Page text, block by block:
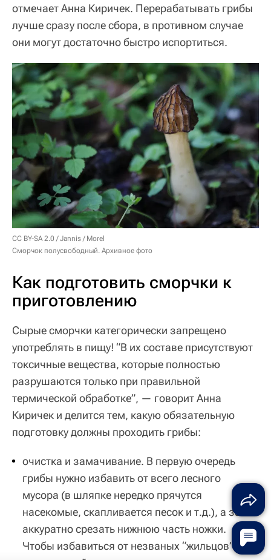
отмечает Анна Киричек. Перерабатывать грибы
лучше сразу после сбора, в противном случае
они могут достаточно быстро испортиться.
CC BY-SA 2.0 /Jannis / Morel
Сморчок полусвободный. Архивное фото
Как подготовить сморчки к
приготовлению
Сырые сморчки категорически запрещено
употреблять в пищу! “В их составе присутствуют
токсичные вещества, которые полностью
разрушаются только при правильной
термической обработке”, — говорит Анна
Киричек и делится тем, какую обязательную
подготовку должны проходить грибы:
очистка и замачивание. В первую очередь
грибы нужно избавить от всего лесного
мусора (в шляпке нередко прячутся
насекомые, скапливается песок и т.д.), а затем
аккуратно срезать нижнюю часть ножки.
Чтобы избавиться от незваных “жильцов” и